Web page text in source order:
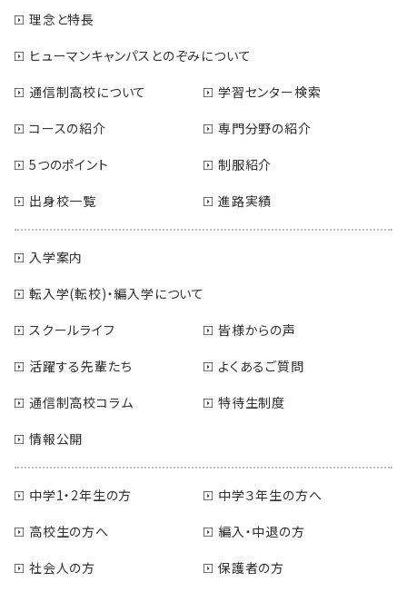
理念と特長
ヒューマンキャンパスとのぞみについて
通信制高校について
学習センター検索
コースの紹介
専門分野の紹介
5つのポイント
制服紹介
出身校一覧
進路実績
入学案内
転入学(転校)・編入学について
スクールライフ
皆様からの声
活躍する先輩たち
よくあるご質問
通信制高校コラム
特待生制度
情報公開
中学1・2年生の方
中学３年生の方へ
高校生の方へ
編入・中退の方
社会人の方
保護者の方